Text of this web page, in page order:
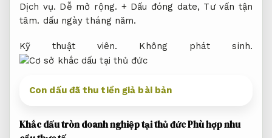
Dịch vụ. Dễ mở rộng. + Dấu đóng date, Tư vấn tận
tâm. dấu ngày tháng năm.
Kỹ thuật viên. Không phát sinh.
Con dấu đã thu tiền giả bài bản
Khắc dấu tròn doanh nghiệp tại thủ đứcPhù hợp nhu